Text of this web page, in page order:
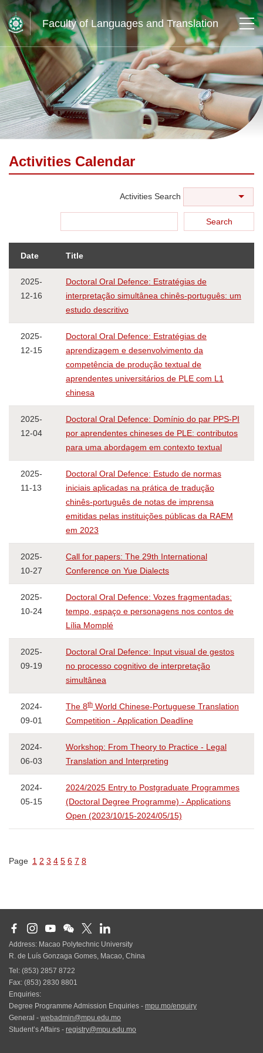
Faculty of Languages and Translation
Activities Calendar
Activities Search
Search
Date Title
2025-
12-16
Doctoral Oral Defence: Estratégias de
interpretação simultânea chinês-português: um
estudo descritivo
2025-
12-15
Doctoral Oral Defence: Estratégias de
aprendizagem e desenvolvimento da
competência de produção textual de
aprendentes universitários de PLE com L1
chinesa
2025-
12-04
Doctoral Oral Defence: Domínio do par PPS-PI
por aprendentes chineses de PLE: contributos
para uma abordagem em contexto textual
2025-
11-13
Doctoral Oral Defence: Estudo de normas
iniciais aplicadas na prática de tradução
chinês-português de notas de imprensa
emitidas pelas instituições públicas da RAEM
em 2023
2025-
10-27
Call for papers: The 29th International
Conference on Yue Dialects
2025-
10-24
Doctoral Oral Defence: Vozes fragmentadas:
tempo, espaço e personagens nos contos de
Lília Momplé
2025-
09-19
Doctoral Oral Defence: Input visual de gestos
no processo cognitivo de interpretação
simultânea
2024-
09-01
The 8th World Chinese-Portuguese Translation
Competition - Application Deadline
2024-
06-03
Workshop: From Theory to Practice - Legal
Translation and Interpreting
2024-
05-15
2024/2025 Entry to Postgraduate Programmes
(Doctoral Degree Programme) - Applications
Open (2023/10/15-2024/05/15)
Page 1 2 3 4 5 6 7 8
Address: Macao Polytechnic University
R. de Luís Gonzaga Gomes, Macao, China
Tel: (853) 2857 8722
Fax: (853) 2830 8801
Enquiries:
Degree Programme Admission Enquiries - mpu.mo/enquiry
General - webadmin@mpu.edu.mo
Student’s Affairs - registry@mpu.edu.mo